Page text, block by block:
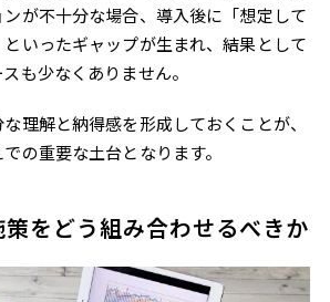
が不十分な場合、導入後に「想定して
いったギャップが生まれ、結果として
も少なくありません。
理解と納得感を形成しておくことが、
の重要な土台となります。
をどう組み合わせるべきか